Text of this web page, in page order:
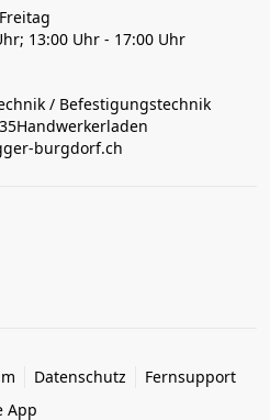
Freitag
13:00 Uhr - 17:00 Uhr
/ Befestigungstechnik
Handwerkerladen
burgdorf.ch
Datenschutz
Fernsupport
App